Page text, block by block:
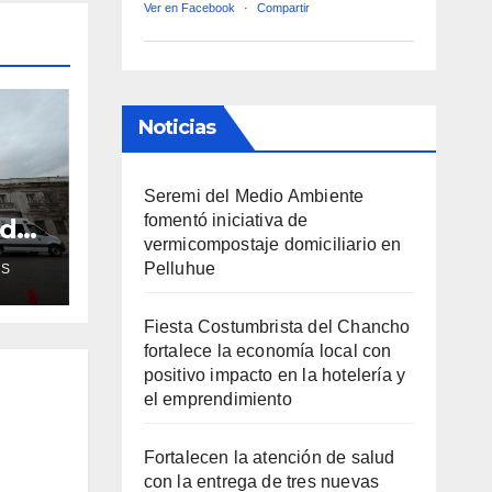
Ver en Facebook · Compartir
Noticias
Seremi del Medio Ambiente
fomentó iniciativa de
vermicompostaje domiciliario en
Pelluhue
Fiesta Costumbrista del Chancho
fortalece la economía local con
positivo impacto en la hotelería y
el emprendimiento
Fortalecen la atención de salud
con la entrega de tres nuevas